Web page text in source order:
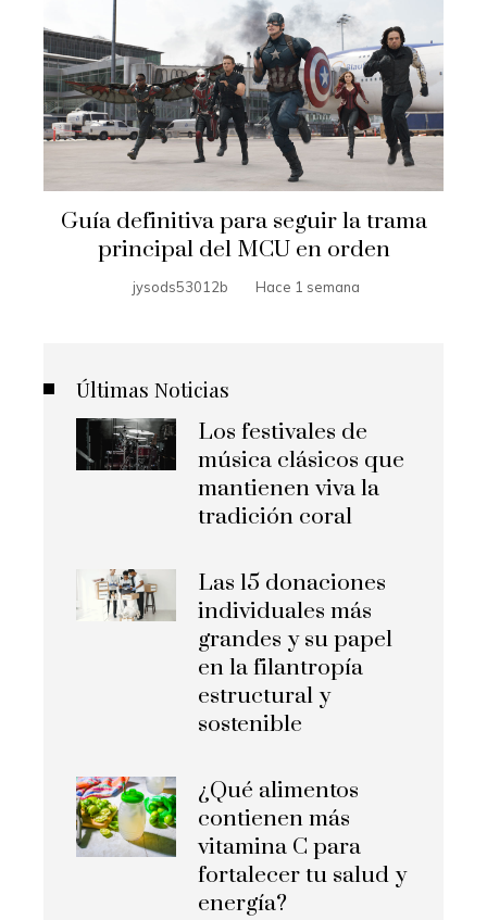
Guía definitiva para seguir la trama
principal del MCU en orden
jysods53012b Hace 1 semana
Últimas Noticias
Los festivales de
música clásicos que
mantienen viva la
tradición coral
Las 15 donaciones
individuales más
grandes y su papel
en la filantropía
estructural y
sostenible
¿Qué alimentos
contienen más
vitamina C para
fortalecer tu salud y
energía?